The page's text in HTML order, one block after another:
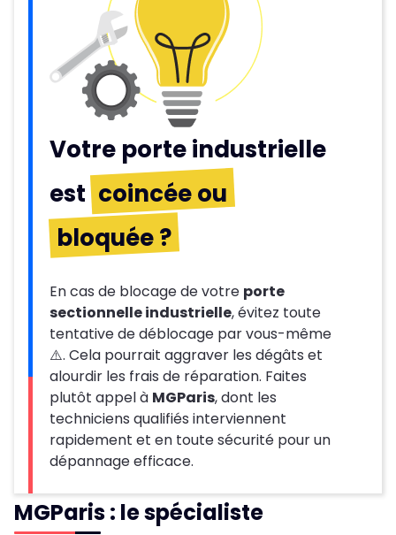
Votre porte industrielle
est coincée ou
bloquée ?
En cas de blocage de votre porte
sectionnelle industrielle, évitez toute
tentative de déblocage par vous-même
⚠️. Cela pourrait aggraver les dégâts et
alourdir les frais de réparation. Faites
plutôt appel à MGParis, dont les
techniciens qualifiés interviennent
rapidement et en toute sécurité pour un
dépannage efficace.
MGParis : le spécialiste